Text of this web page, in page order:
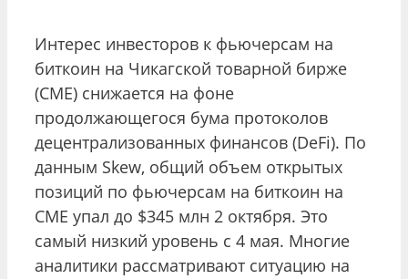
Интерес инвесторов к фьючерсам на
биткоин на Чикагской товарной бирже
(CME) снижается на фоне
продолжающегося бума протоколов
децентрализованных финансов (DeFi). По
данным Skew, общий объем открытых
позиций по фьючерсам на биткоин на
CME упал до $345 млн 2 октября. Это
самый низкий уровень с 4 мая. Многие
аналитики рассматривают ситуацию на